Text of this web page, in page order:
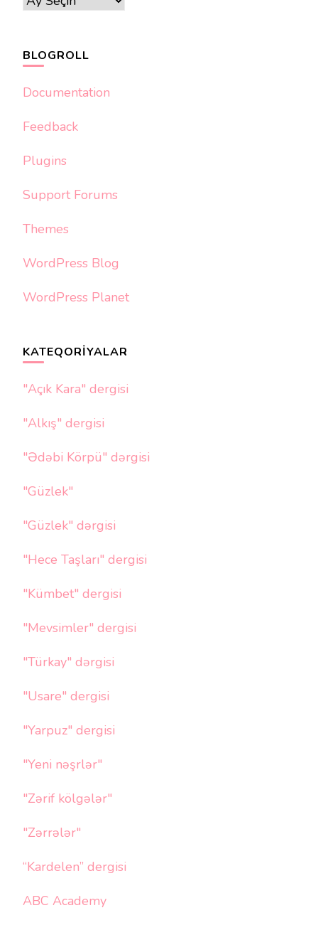
BLOGROLL
Documentation
Feedback
Plugins
Support Forums
Themes
WordPress Blog
WordPress Planet
KATEQORIYALAR
"Açık Kara" dergisi
"Alkış" dergisi
"Ədəbi Körpü" dərgisi
"Güzlek"
"Güzlek" dərgisi
"Hece Taşları" dergisi
"Kümbet" dergisi
"Mevsimler" dergisi
"Türkay" dərgisi
"Usare" dergisi
"Yarpuz" dergisi
"Yeni nəşrlər"
"Zərif kölgələr"
"Zərrələr"
“Kardelen” dergisi
ABC Academy